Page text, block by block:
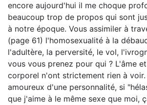
encore aujourd'hui il me choque
beaucoup trop de propos qui sont
à notre époque. Vous assimiler à
(page 61) l'homosexualité à la
l'adultère, la perversité, le vol,
vous vous prenez pour qui ? L'âme
corporel n'ont strictement rien à
amoureux d'une personnalité, si
que j'aime à le même sexe que moi,